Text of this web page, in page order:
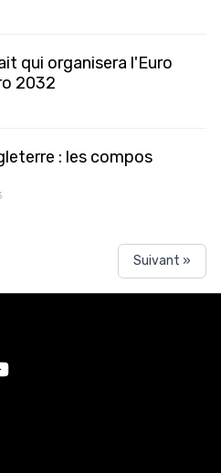
qui organisera l'Euro
2032
: les compos
Suivant »